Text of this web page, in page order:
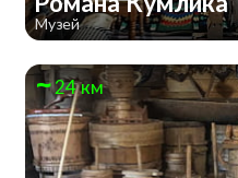
Музей
24 км